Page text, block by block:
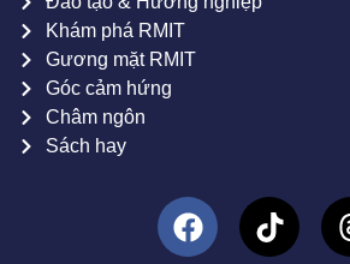
Khám phá RMIT
Gương mặt RMIT
Góc cảm hứng
Châm ngôn
Sách hay